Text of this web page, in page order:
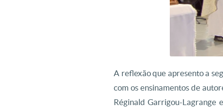
A reflexão que apresento a
com os ensinamentos de
Réginald Garrigou-Lagrange